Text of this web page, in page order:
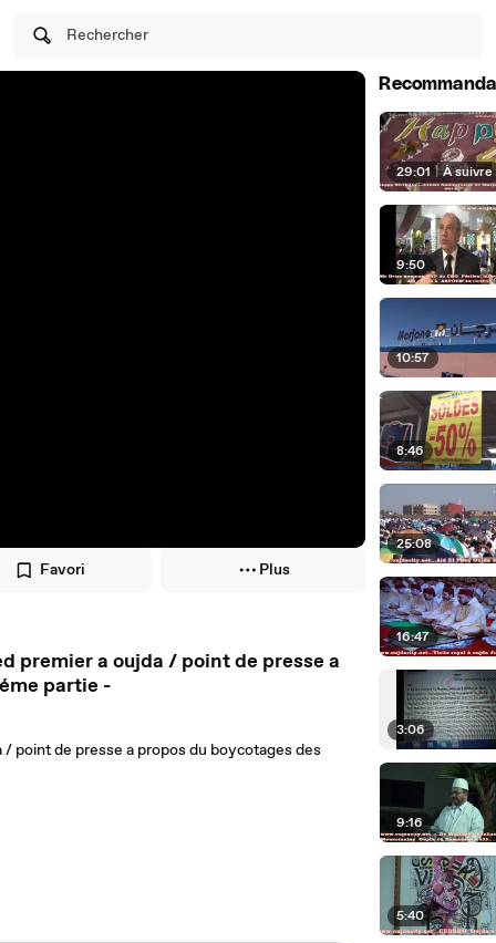
Rechercher
Favori Plus
de presse a
partie -
point de presse a propos du boycotages des
29:01 | À suivre
9:50
10:57
8:46
25:08
16:47
3:06
9:16
5:40